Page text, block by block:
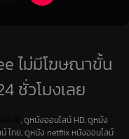
ไม่มีโฆษณาขั้น
ชั่วโมงเลย
, ดูหนังออนไลน์ HD, ดูหนัง
ไทย, ดูหนัง netflix หนังออนไลน์